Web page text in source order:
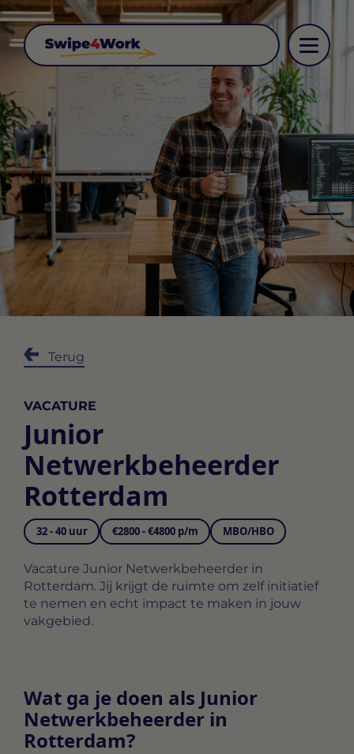
Terug
VACATURE
Junior
Netwerkbeheerder
Rotterdam
32 - 40 uur €2800 - €4800 p/m MBO/HBO
Vacature Junior Netwerkbeheerder in
Rotterdam. Jij krijgt de ruimte om zelf initiatief
te nemen en echt impact te maken in jouw
vakgebied.
Wat ga je doen als Junior
Netwerkbeheerder in
Rotterdam?